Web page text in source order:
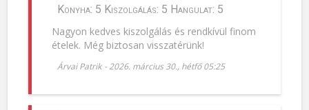
Konyha: 5 Kiszolgálás: 5 Hangulat: 5
Nagyon kedves kiszolgálás és rendkívül finom
ételek. Még biztosan visszatérünk!
Árvai Patrik -2026. március 30., hétfő 05:25